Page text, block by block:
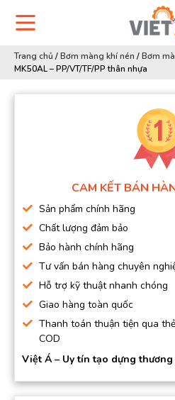
Trang chủ /Bơm màng khí nén /Bơm
MK50AL – PP/VT/TF/PP thân nhựa
CAM KẾT BÁN
Sản phẩm chính hãng
Chất lượng đảm bảo
Bảo hành chính hãng
Tư vấn bán hàng chuyên
Hỗ trợ kỹ thuật nhanh chóng
Giao hàng toàn quốc
Thanh toán thuận tiện qua
COD
Việt Á – Uy tín tạo dựng thương